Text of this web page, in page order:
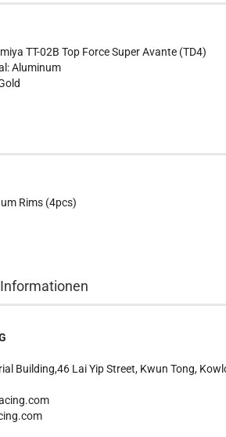
TT-02B Top Force Super Avante (TD4)
Aluminum
Rims (4pcs)
Building,46 Lai Yip Street, Kwun Tong,